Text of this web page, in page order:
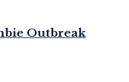
Outbreak